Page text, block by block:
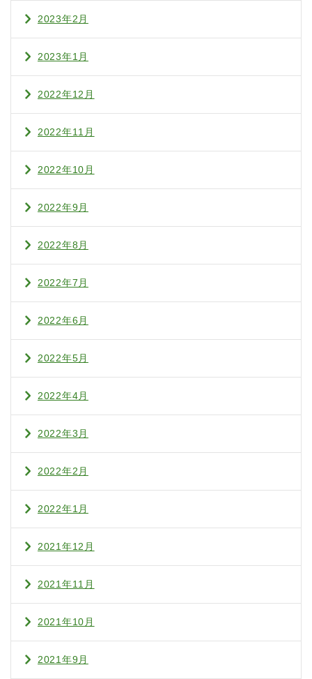
2023年2月
2023年1月
2022年12月
2022年11月
2022年10月
2022年9月
2022年8月
2022年7月
2022年6月
2022年5月
2022年4月
2022年3月
2022年2月
2022年1月
2021年12月
2021年11月
2021年10月
2021年9月